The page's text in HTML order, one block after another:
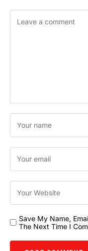
Save My Name,
The Next Time I